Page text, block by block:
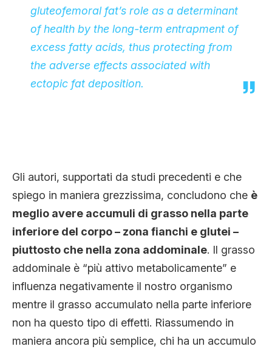
gluteofemoral fat’s role as a determinant
of health by the long-term entrapment of
excess fatty acids, thus protecting from
the adverse effects associated with
ectopic fat deposition.
Gli autori, supportati da studi precedenti e che
spiego in maniera grezzissima, concludono che è
meglio avere accumuli di grasso nella parte
inferiore del corpo – zona fianchi e glutei –
piuttosto che nella zona addominale. Il grasso
addominale è “più attivo metabolicamente” e
influenza negativamente il nostro organismo
mentre il grasso accumulato nella parte inferiore
non ha questo tipo di effetti. Riassumendo in
maniera ancora più semplice, chi ha un accumulo